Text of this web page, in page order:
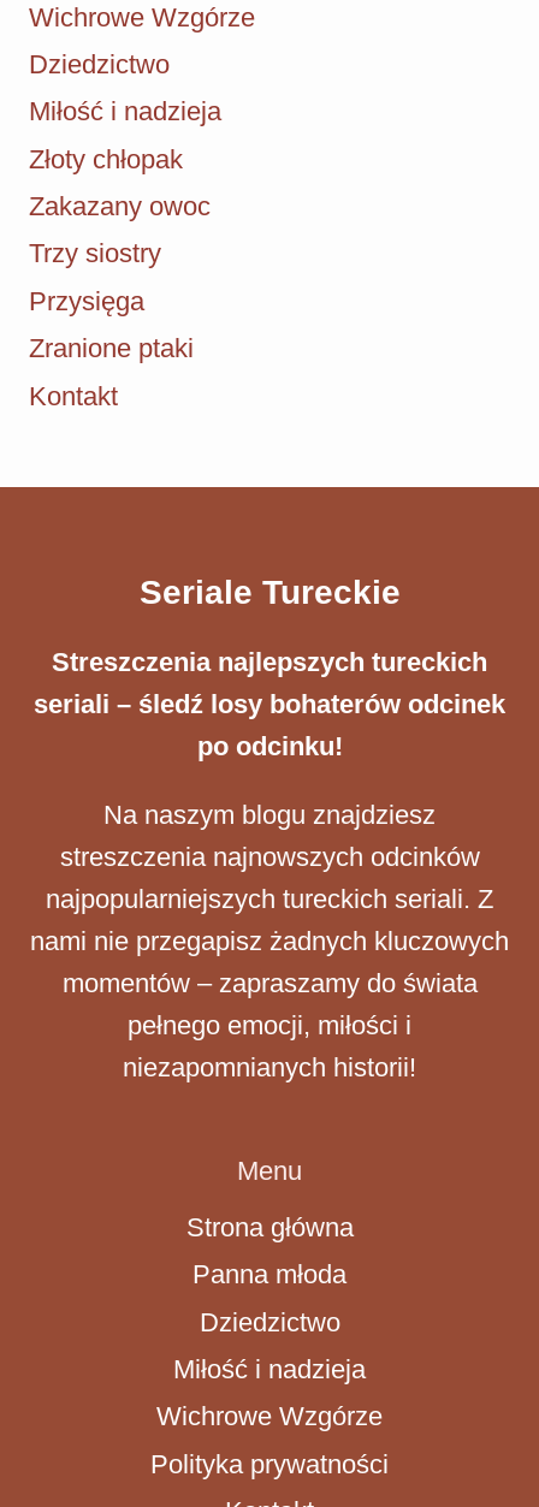
Wichrowe Wzgórze
Dziedzictwo
Miłość i nadzieja
Złoty chłopak
Zakazany owoc
Trzy siostry
Przysięga
Zranione ptaki
Kontakt
Seriale Tureckie
Streszczenia ​najlepszych tureckich
seriali – śledź losy bohaterów odcinek
po odcinku!
Na naszym blogu znajdziesz
streszczenia najnowszych odcinków
najpopularniejszych tureckich seriali. Z
nami nie przegapisz żadnych kluczowych
momentów – zapraszamy do świata
pełnego emocji, miłości i
niezapomnianych historii!
Menu
Strona główna
Panna młoda
Dziedzictwo
Miłość i nadzieja
Wichrowe Wzgórze
Polityka prywatności